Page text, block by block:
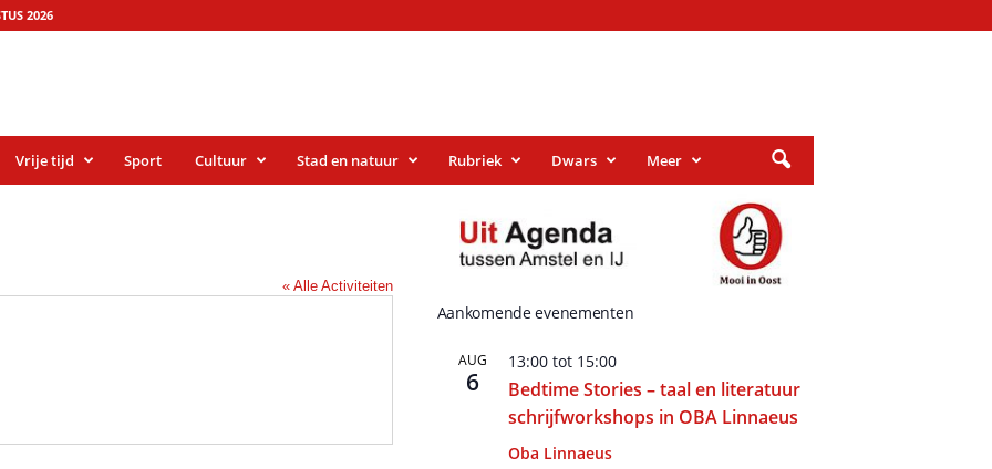
2026
Vrije tijd Sport Cultuur Stad en natuur Rubriek Dwars Meer
« Alle Activiteiten
Aankomende evenementen
AUG
6
13:00tot 15:00
Bedtime Stories – taal en literatuur
schrijfworkshops in OBA Linnaeus
Oba Linnaeus